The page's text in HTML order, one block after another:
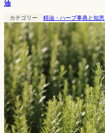
油
カテゴリー 精油・ハーブ事典と知恵